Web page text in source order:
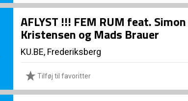
AFLYST !!! FEM RUM feat.
Kristensen og Mads Brauer
KU.BE, Frederiksberg
Tilføj til favoritter